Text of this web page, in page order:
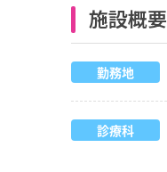
施設概要
勤務地
診療科